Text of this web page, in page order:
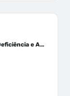
Direitos da Pessoa com Deficiência e Autistas